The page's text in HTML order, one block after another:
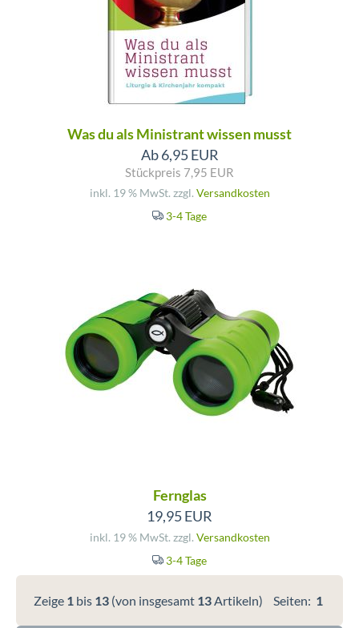
Was du als Ministrant wissen musst
Ab 6,95 EUR
Stückpreis 7,95 EUR
inkl. 19 % MwSt. zzgl. Versandkosten
3-4 Tage
Fernglas
19,95 EUR
inkl. 19 % MwSt. zzgl. Versandkosten
3-4 Tage
Zeige 1 bis 13 (von insgesamt 13Artikeln) Seiten: 1